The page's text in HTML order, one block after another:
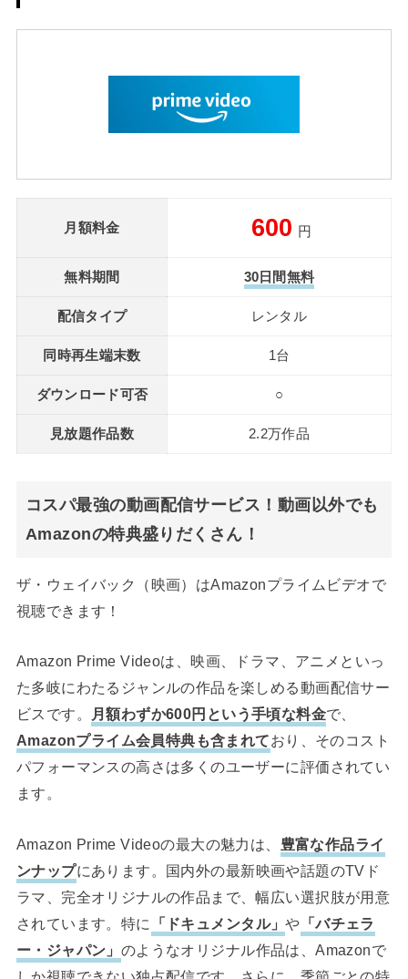
月額料金 600 円
無料期間 30日間無料
配信タイプ レンタル
同時再生端末数 1台
ダウンロード可否 ○
見放題作品数 2.2万作品
コスパ最強の動画配信サービス！動画以外でも
Amazonの特典盛りだくさん！
ザ・ウェイバック（映画）はAmazonプライムビデオで
視聴できます！
Amazon Prime Videoは、映画、ドラマ、アニメといっ
た多岐にわたるジャンルの作品を楽しめる動画配信サー
ビスです。
月額わずか600円という手頃な料金で、
Amazonプライム会員特典も含まれており、そのコスト
パフォーマンスの高さは多くのユーザーに評価されてい
ます。
Amazon Prime Videoの最大の魅力は、 豊富な作品ライ
ンナップにあります。国内外の最新映画や話題のTVド
ラマ、完全オリジナルの作品まで、幅広い選択肢が用意
されています。特に
「ドキュメンタル」や 「バチェラ
ー・ジャパン」 のようなオリジナル作品は、Amazonで